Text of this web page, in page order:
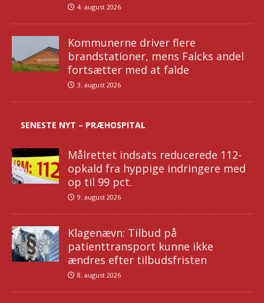
4. august 2026
Kommunerne driver flere
brandstationer, mens Falcks andel
fortsætter med at falde
3. august 2026
SENESTE NYT – PRÆHOSPITAL
Målrettet indsats reducerede 112-
opkald fra hyppige indringere med
op til 99 pct.
9. august 2026
Klagenævn: Tilbud på
patienttransport kunne ikke
ændres efter tilbudsfristen
8. august 2026